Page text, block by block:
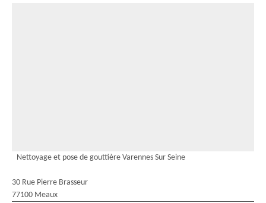
Nettoyage et pose de gouttière Varennes Sur Seine
30 Rue Pierre Brasseur
77100 Meaux